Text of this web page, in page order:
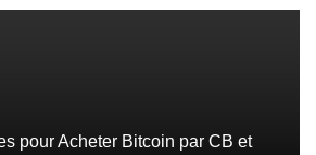
pour Acheter Bitcoin par CB et